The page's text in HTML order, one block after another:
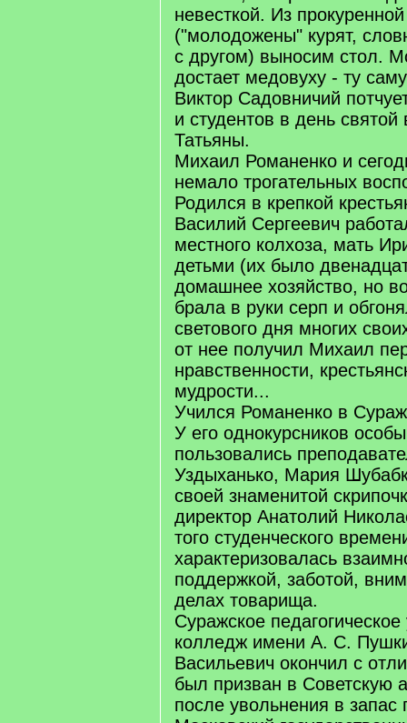
невесткой. Из
("молодожены" курят,
с другом) выносим стол.
достает медовуху - ту
Виктор Садовничий
и студентов в день
Татьяны.
Михаил Романенко и
немало трогательных
Родился в крепкой
Василий Сергеевич
местного колхоза, мать
детьми (их было
домашнее хозяйство, но
брала в руки серп и
светового дня многих
от нее получил Михаил
нравственности,
мудрости...
Учился Романенко в
У его однокурсников
пользовались
Уздыханько, Мария
своей знаменитой
директор Анатолий
того студенческого
характеризовалась
поддержкой, заботой,
делах товарища.
Суражское
колледж имени А. С.
Васильевич окончил с
был призван в Советскую
после увольнения в запас